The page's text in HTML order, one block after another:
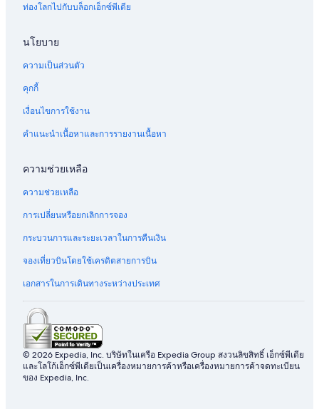
ม
จ
อ
ด
ถ
น
ร
ลี
ย์
บิ
แ
ก
ต
ก
อ
ด
นี
ท่องโลกไปกับบล็อกเอ็กซ์พีเดีย
นโยบาย
ความเป็นส่วนตัว
คุกกี้
เงื่อนไขการใช้งาน
คำแนะนำเนื้อหาและการรายงานเนื้อหา
ความช่วยเหลือ
ความช่วยเหลือ
การเปลี่ยนหรือยกเลิกการจอง
กระบวนการและระยะเวลาในการคืนเงิน
จองเที่ยวบินโดยใช้เครดิตสายการบิน
เอกสารในการเดินทางระหว่างประเทศ
© 2026 Expedia, Inc. บริษัทในเครือ Expedia Group สงวนลิขสิทธิ์ เอ็กซ์พีเดีย
และโลโก้เอ็กซ์พีเดียเป็นเครื่องหมายการค้าหรือเครื่องหมายการค้าจดทะเบียน
ของ Expedia, Inc.